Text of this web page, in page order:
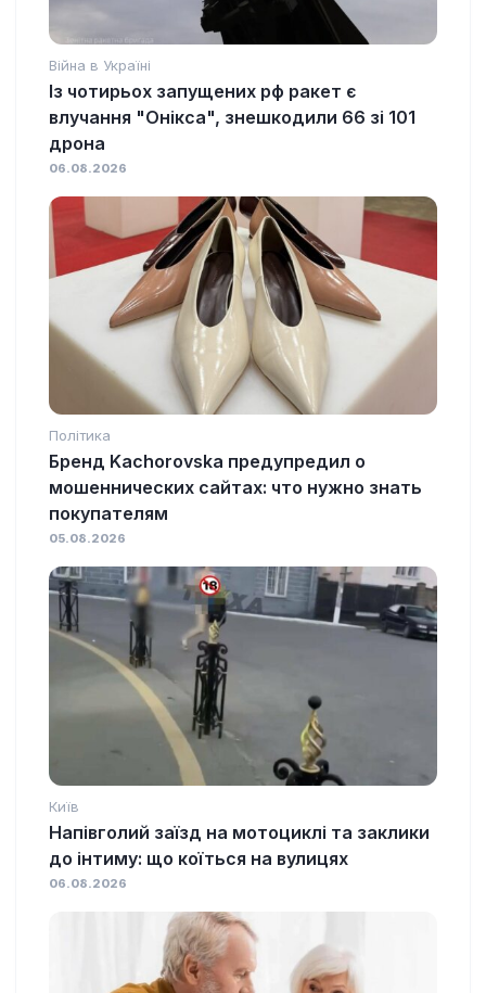
Війна в Україні
Із чотирьох запущених рф ракет є
влучання "Онікса", знешкодили 66 зі 101
дрона
06.08.2026
Політика
Бренд Kachorovska предупредил о
мошеннических сайтах: что нужно знать
покупателям
05.08.2026
Київ
Напівголий заїзд на мотоциклі та заклики
до інтиму: що коїться на вулицях
06.08.2026